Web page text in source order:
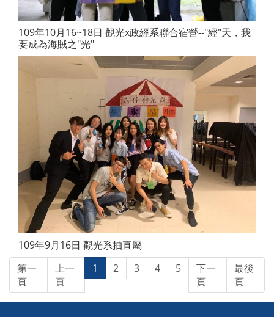
109年10月16~18日 觀光x政經系聯合宿營--"經"天，我
要成為海賊之"光"
109年9月16日 觀光系抽直屬
第一
頁
上一
頁
1 2 3 4 5
下一
頁
最後
頁